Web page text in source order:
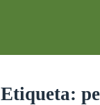
Etiqueta: